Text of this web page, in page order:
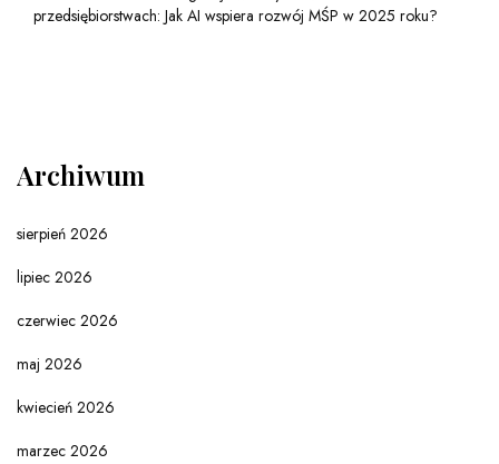
przedsiębiorstwach: Jak AI wspiera rozwój MŚP w 2025 roku?
Archiwum
sierpień 2026
lipiec 2026
czerwiec 2026
maj 2026
kwiecień 2026
marzec 2026